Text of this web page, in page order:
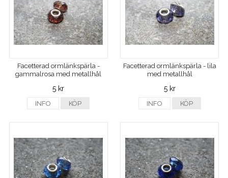
Facetterad ormlänkspärla -
gammalrosa med metallhål
5 kr
INFO KÖP
Facetterad ormlänkspärla - lila
med metallhål
5 kr
INFO KÖP